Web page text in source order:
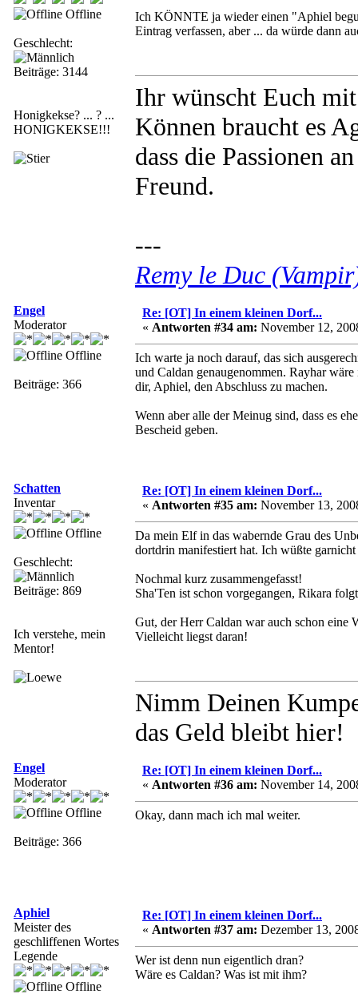
Offline
Geschlecht:
Beiträge: 3144
Honigkekse? ... ? ...
HONIGKEKSE!!!
Ich KÖNNTE ja wieder einen "Aphiel
Eintrag verfassen, aber ... da würde dann
Ihr wünscht Euch
Können braucht es
dass die Passionen
Freund.
---
Remy le Duc
Engel
Moderator
Offline
Beiträge: 366
Re: [OT] In einem kleinen Dorf...
« Antworten #34 am: November 12,
Ich warte ja noch darauf, das sich
und Caldan genaugenommen. Rayhar
dir, Aphiel, den Abschluss zu machen.
Wenn aber alle der Meinug sind, dass es
Bescheid geben.
Schatten
Inventar
Offline
Geschlecht:
Beiträge: 869
Ich verstehe, mein
Mentor!
Re: [OT] In einem kleinen Dorf...
« Antworten #35 am: November 13,
Da mein Elf in das wabernde Grau des
dortdrin manifestiert hat. Ich wüßte
Nochmal kurz zusammengefasst!
Sha'Ten ist schon vorgegangen, Rikara
Gut, der Herr Caldan war auch schon eine
Vielleicht liegst daran!
Nimm Deinen
das Geld bleibt hier!
Engel
Moderator
Offline
Beiträge: 366
Re: [OT] In einem kleinen Dorf...
« Antworten #36 am: November 14,
Okay, dann mach ich mal weiter.
Aphiel
Meister des
geschliffenen Wortes
Legende
Offline
Re: [OT] In einem kleinen Dorf...
« Antworten #37 am: Dezember 13,
Wer ist denn nun eigentlich dran?
Wäre es Caldan? Was ist mit ihm?